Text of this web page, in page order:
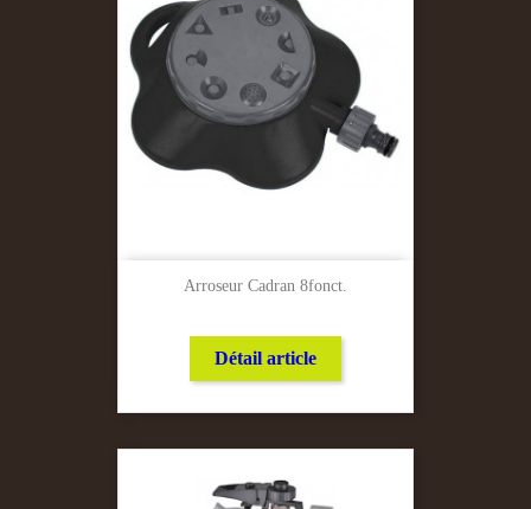
Arroseur Cadran 8fonct.
Détail article